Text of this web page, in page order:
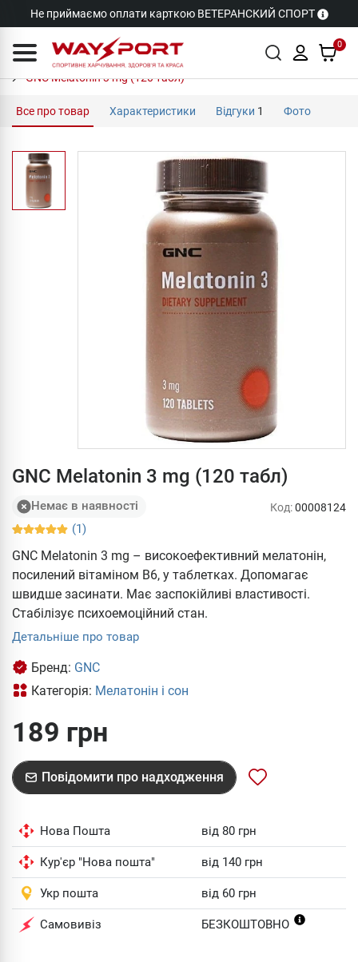
Не приймаємо оплати карткою ВЕТЕРАНСКИЙ СПОРТ
0
GNC Melatonin 3 mg (120 табл)
Все про товар Характеристики Відгуки 1 Фото
GNC Melatonin 3 mg (120 табл)
Немає в наявності
(1)
Код:00008124
GNC Melatonin 3 mg – високоефективний мелатонін,
посилений вітаміном В6, у таблетках. Допомагає
швидше засинати. Має заспокійливі властивості.
Стабілізує психоемоційний стан.
Детальніше про товар
Бренд: GNC
Категорія: Мелатонін і сон
189 грн
Повідомити про надходження
Нова Пошта від 80 грн
Кур'єр "Нова пошта" від 140 грн
Укр пошта від 60 грн
Самовивіз БЕЗКОШТОВНО